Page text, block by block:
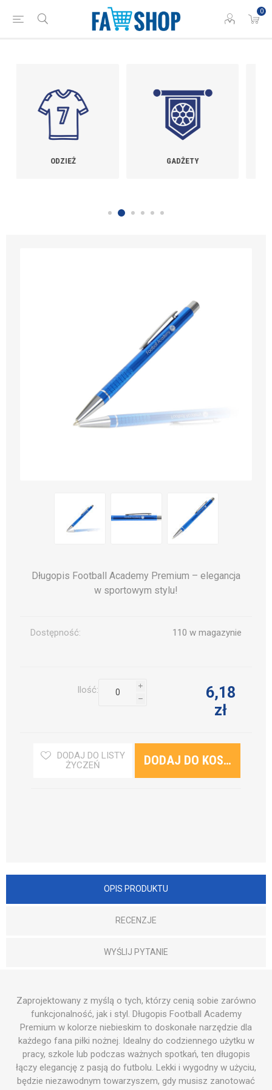
0
GADŻETY TRENAŻERY
Długopis Football Academy Premium – elegancja
w sportowym stylu!
Dostępność: 110 w magazynie
Ilość: i
h
6,18
zł
DODAJ DO LISTY
ŻYCZEŃ
OPIS PRODUKTU
RECENZJE
WYŚLIJ PYTANIE
Zaprojektowany z myślą o tych, którzy cenią sobie zarówno
funkcjonalność, jak i styl. Długopis Football Academy
Premium w kolorze niebieskim to doskonałe narzędzie dla
każdego fana piłki nożnej. Idealny do codziennego użytku w
pracy, szkole lub podczas ważnych spotkań, ten długopis
łączy elegancję z pasją do futbolu. Lekki i wygodny w użyciu,
będzie niezawodnym towarzyszem, gdy musisz zanotować